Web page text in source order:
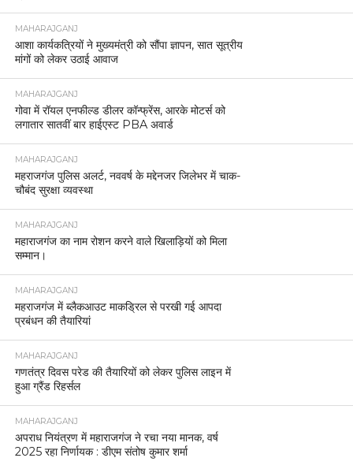
MAHARAJGANJ
आशा कार्यकत्रियों ने मुख्यमंत्री को सौंपा ज्ञापन, सात सूत्रीय
मांगों को लेकर उठाई आवाज
MAHARAJGANJ
गोवा में रॉयल एनफील्ड डीलर कॉन्फ्रेंस, आरके मोटर्स को
लगातार सातवीं बार हाईएस्ट PBA अवार्ड
MAHARAJGANJ
महराजगंज पुलिस अलर्ट, नववर्ष के मद्देनजर जिलेभर में चाक-
चौबंद सुरक्षा व्यवस्था
MAHARAJGANJ
महाराजगंज का नाम रोशन करने वाले खिलाड़ियों को मिला
सम्मान।
MAHARAJGANJ
महराजगंज में ब्लैकआउट माकड्रिल से परखी गई आपदा
प्रबंधन की तैयारियां
MAHARAJGANJ
गणतंत्र दिवस परेड की तैयारियों को लेकर पुलिस लाइन में
हुआ ग्रैंड रिहर्सल
MAHARAJGANJ
अपराध नियंत्रण में महाराजगंज ने रचा नया मानक, वर्ष
2025 रहा निर्णायक : डीएम संतोष कुमार शर्मा